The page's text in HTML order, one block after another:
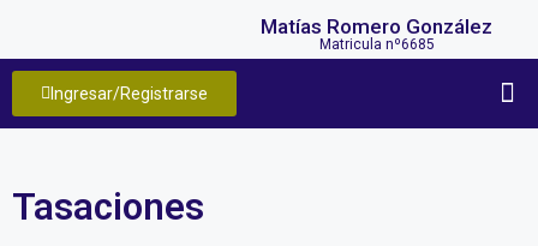
Matías Romero González
Matricula nº6685
Ingresar/Registrarse
Tasaciones